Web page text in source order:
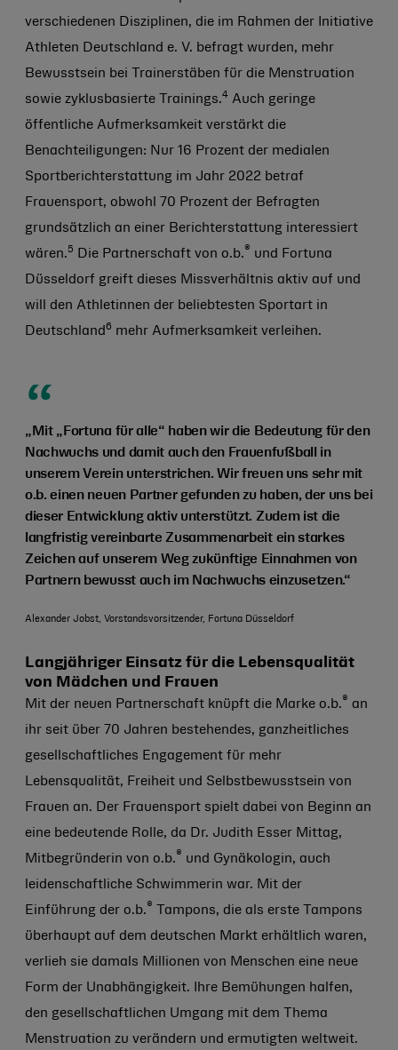
verschiedenen Disziplinen, die im Rahmen der Initiative
Athleten Deutschland e. V. befragt wurden, mehr
Bewusstsein bei Trainerstäben für die Menstruation
sowie zyklusbasierte Trainings.4 Auch geringe
öffentliche Aufmerksamkeit verstärkt die
Benachteiligungen: Nur 16 Prozent der medialen
Sportberichterstattung im Jahr 2022 betraf
Frauensport, obwohl 70 Prozent der Befragten
grundsätzlich an einer Berichterstattung interessiert
wären. 5 Die Partnerschaft von o.b. ® und Fortuna
Düsseldorf greift dieses Missverhältnis aktiv auf und
will den Athletinnen der beliebtesten Sportart in
Deutschland 6 mehr Aufmerksamkeit verleihen.
„Mit „Fortuna für alle“ haben wir die Bedeutung für den
Nachwuchs und damit auch den Frauenfußball in
unserem Verein unterstrichen. Wir freuen uns sehr mit
o.b. einen neuen Partner gefunden zu haben, der uns bei
dieser Entwicklung aktiv unterstützt. Zudem ist die
langfristig vereinbarte Zusammenarbeit ein starkes
Zeichen auf unserem Weg zukünftige Einnahmen von
Partnern bewusst auch im Nachwuchs einzusetzen.“
Alexander Jobst, Vorstandsvorsitzender, Fortuna Düsseldorf
Langjähriger Einsatz für die Lebensqualität
von Mädchen und Frauen
Mit der neuen Partnerschaft knüpft die Marke o.b. ® an
ihr seit über 70 Jahren bestehendes, ganzheitliches
gesellschaftliches Engagement für mehr
Lebensqualität, Freiheit und Selbstbewusstsein von
Frauen an. Der Frauensport spielt dabei von Beginn an
eine bedeutende Rolle, da Dr. Judith Esser Mittag,
Mitbegründerin von o.b. ® und Gynäkologin, auch
leidenschaftliche Schwimmerin war. Mit der
Einführung der o.b. ® Tampons, die als erste Tampons
überhaupt auf dem deutschen Markt erhältlich waren,
verlieh sie damals Millionen von Menschen eine neue
Form der Unabhängigkeit. Ihre Bemühungen halfen,
den gesellschaftlichen Umgang mit dem Thema
Menstruation zu verändern und ermutigten weltweit.